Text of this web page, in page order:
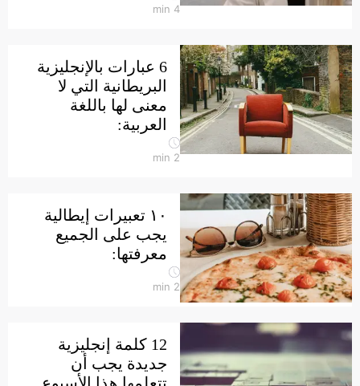
4
min
6 عبارات بالإنجليزية
البريطانية التي لا
معنى لها باللغة
العربية:
2
min
١٠ تعبيرات إيطالية
يجب على الجميع
معرفتها:
2
min
12 كلمة إنجليزية
جديدة يجب أن